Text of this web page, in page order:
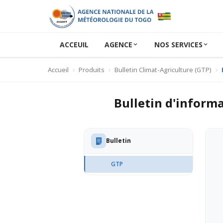
ACCEUIL AGENCE NOS SERVICES
Accueil Produits Bulletin Climat-Agriculture (GTP)
Bulletin
Bulletin
GTP